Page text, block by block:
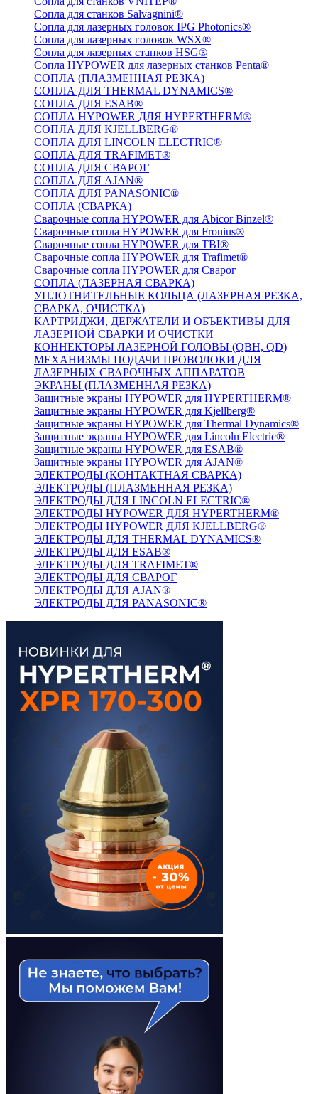
Сопла для станков Salvagnini®
Сопла для лазерных головок IPG Photonics®
Сопла для лазерных головок WSX®
Сопла для лазерных станков HSG®
Сопла HYPOWER для лазерных станков Penta®
СОПЛА (ПЛАЗМЕННАЯ РЕЗКА)
СОПЛА ДЛЯ THERMAL DYNAMICS®
СОПЛА ДЛЯ ESAB®
СОПЛА HYPOWER ДЛЯ HYPERTHERM®
СОПЛА ДЛЯ KJELLBERG®
СОПЛА ДЛЯ LINCOLN ELECTRIC®
СОПЛА ДЛЯ TRAFIMET®
СОПЛА ДЛЯ СВАРОГ
СОПЛА ДЛЯ AJAN®
СОПЛА ДЛЯ PANASONIC®
СОПЛА (СВАРКА)
Сварочные сопла HYPOWER для Abicor Binzel®
Сварочные сопла HYPOWER для Fronius®
Сварочные сопла HYPOWER для TBI®
Сварочные сопла HYPOWER для Trafimet®
Сварочные сопла HYPOWER для Сварог
СОПЛА (ЛАЗЕРНАЯ СВАРКА)
УПЛОТНИТЕЛЬНЫЕ КОЛЬЦА (ЛАЗЕРНАЯ РЕЗКА,
СВАРКА, ОЧИСТКА)
КАРТРИДЖИ, ДЕРЖАТЕЛИ И ОБЪЕКТИВЫ ДЛЯ
ЛАЗЕРНОЙ СВАРКИ И ОЧИСТКИ
КОННЕКТОРЫ ЛАЗЕРНОЙ ГОЛОВЫ (QBH, QD)
МЕХАНИЗМЫ ПОДАЧИ ПРОВОЛОКИ ДЛЯ
ЛАЗЕРНЫХ СВАРОЧНЫХ АППАРАТОВ
ЭКРАНЫ (ПЛАЗМЕННАЯ РЕЗКА)
Защитные экраны HYPOWER для HYPERTHERM®
Защитные экраны HYPOWER для Kjellberg®
Защитные экраны HYPOWER для Thermal Dynamics®
Защитные экраны HYPOWER для Lincoln Electric®
Защитные экраны HYPOWER для ESAB®
Защитные экраны HYPOWER для AJAN®
ЭЛЕКТРОДЫ (КОНТАКТНАЯ СВАРКА)
ЭЛЕКТРОДЫ (ПЛАЗМЕННАЯ РЕЗКА)
ЭЛЕКТРОДЫ ДЛЯ LINCOLN ELECTRIC®
ЭЛЕКТРОДЫ HYPOWER ДЛЯ HYPERTHERM®
ЭЛЕКТРОДЫ HYPOWER ДЛЯ KJELLBERG®
ЭЛЕКТРОДЫ ДЛЯ THERMAL DYNAMICS®
ЭЛЕКТРОДЫ ДЛЯ ESAB®
ЭЛЕКТРОДЫ ДЛЯ TRAFIMET®
ЭЛЕКТРОДЫ ДЛЯ СВАРОГ
ЭЛЕКТРОДЫ ДЛЯ AJAN®
ЭЛЕКТРОДЫ ДЛЯ PANASONIC®